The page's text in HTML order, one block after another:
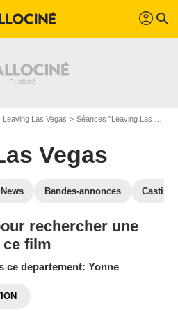
profil search
Leaving Las Vegas Séances "Leaving Las Vegas"
Vegas
News Bandes-annonces Casting
rechercher une
ce film
ce departement: Yonne